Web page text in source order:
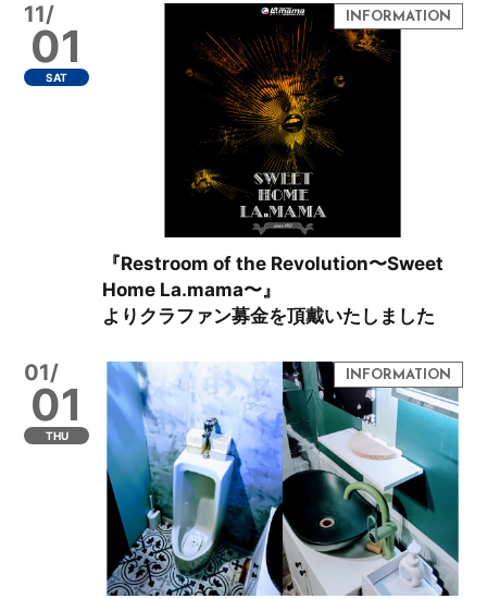
11/
01
SAT
『Restroom of the Revolution〜Sweet
Home La.mama〜』
よりクラファン募金を頂戴いたしました
01/
01
THU